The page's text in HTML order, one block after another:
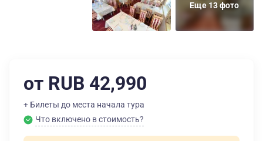
Еще 13 фото
от RUB 42,990
+ Билеты до места начала тура
Что включено в стоимость?